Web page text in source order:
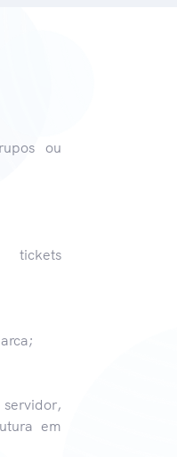
ou
tickets
em